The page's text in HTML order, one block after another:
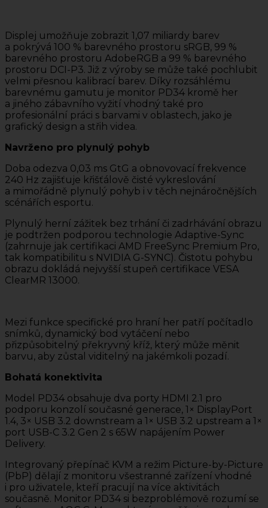
Displej umožňuje zobrazit 1,07 miliardy barev
a pokrývá 100 % barevného prostoru sRGB, 99 %
barevného prostoru AdobeRGB a 99 % barevného
prostoru DCI-P3. Již z výroby se může také pochlubit
velmi přesnou kalibrací barev. Díky rozsáhlému
barevnému gamutu je monitor PD34 kromě her
a jiného zábavního vyžití vhodný také pro
profesionální práci s barvami v oblastech, jako je
grafický design a střih videa.
Navrženo pro plynulý pohyb
Doba odezva 0,03 ms GtG a obnovovací frekvence
240 Hz zajišťuje křišťálově čisté vykreslování
a mimořádně plynulý pohyb i v těch nejnáročnějších
scénářích esportu.
Plynulý herní zážitek bez trhání či zadrhávání obrazu
je podtržen podporou technologie Adaptive-Sync
(zahrnuje jak certifikaci AMD FreeSync Premium Pro,
tak kompatibilitu s NVIDIA G-SYNC). Čistotu pohybu
obrazu dokládá nejvyšší stupeň certifikace VESA
ClearMR 13000.
Mezi funkce specifické pro hraní her patří počítadlo
snímků, dynamický bod vytáčení nebo
přizpůsobitelný překryvný kříž, který může měnit
barvu, aby zůstal viditelný na jakémkoli pozadí.
Bohatá konektivita
Model PD34 obsahuje dva porty HDMI 2.1 pro
podporu konzolí současné generace, 1× DisplayPort
1.4, 3× USB 3.2 downstream a 1× USB 3.2 upstream a 1×
port USB-C 3.2 Gen 2 s 65W napájením Power
Delivery.
Integrovaný přepínač KVM a režim Picture-by-Picture
(PbP) dělají z monitoru všestranné zařízení vhodné
i pro uživatele, kteří pracují na více aktivitách
současně. Monitor PD34 si bezproblémově rozumí se